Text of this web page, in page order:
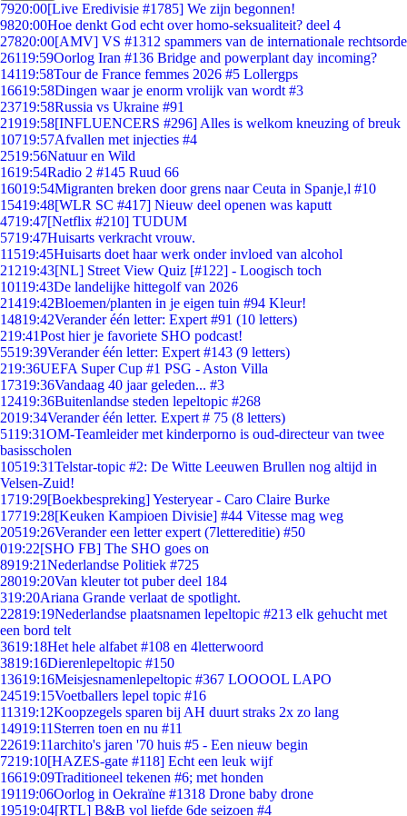
7920:00[Live Eredivisie #1785] We zijn begonnen!
9820:00Hoe denkt God echt over homo-seksualiteit? deel 4
27820:00[AMV] VS #1312 spammers van de internationale rechtsorde
26119:59Oorlog Iran #136 Bridge and powerplant day incoming?
14119:58Tour de France femmes 2026 #5 Lollergps
16619:58Dingen waar je enorm vrolijk van wordt #3
23719:58Russia vs Ukraine #91
21919:58[INFLUENCERS #296] Alles is welkom kneuzing of breuk
10719:57Afvallen met injecties #4
2519:56Natuur en Wild
1619:54Radio 2 #145 Ruud 66
16019:54Migranten breken door grens naar Ceuta in Spanje,l #10
15419:48[WLR SC #417] Nieuw deel openen was kaputt
4719:47[Netflix #210] TUDUM
5719:47Huisarts verkracht vrouw.
11519:45Huisarts doet haar werk onder invloed van alcohol
21219:43[NL] Street View Quiz [#122] - Loogisch toch
10119:43De landelijke hittegolf van 2026
21419:42Bloemen/planten in je eigen tuin #94 Kleur!
14819:42Verander één letter: Expert #91 (10 letters)
219:41Post hier je favoriete SHO podcast!
5519:39Verander één letter: Expert #143 (9 letters)
219:36UEFA Super Cup #1 PSG - Aston Villa
17319:36Vandaag 40 jaar geleden... #3
12419:36Buitenlandse steden lepeltopic #268
2019:34Verander één letter. Expert # 75 (8 letters)
5119:31OM-Teamleider met kinderporno is oud-directeur van twee
basisscholen
10519:31Telstar-topic #2: De Witte Leeuwen Brullen nog altijd in
Velsen-Zuid!
1719:29[Boekbespreking] Yesteryear - Caro Claire Burke
17719:28[Keuken Kampioen Divisie] #44 Vitesse mag weg
20519:26Verander een letter expert (7lettereditie) #50
019:22[SHO FB] The SHO goes on
8919:21Nederlandse Politiek #725
28019:20Van kleuter tot puber deel 184
319:20Ariana Grande verlaat de spotlight.
22819:19Nederlandse plaatsnamen lepeltopic #213 elk gehucht met
een bord telt
3619:18Het hele alfabet #108 en 4letterwoord
3819:16Dierenlepeltopic #150
13619:16Meisjesnamenlepeltopic #367 LOOOOL LAPO
24519:15Voetballers lepel topic #16
11319:12Koopzegels sparen bij AH duurt straks 2x zo lang
14919:11 Sterren toen en nu #11
22619:11archito's jaren '70 huis #5 - Een nieuw begin
7219:10[HAZES-gate #118] Echt een leuk wijf
16619:09Traditioneel tekenen #6; met honden
19119:06Oorlog in Oekraïne #1318 Drone baby drone
19519:04[RTL] B&B vol liefde 6de seizoen #4